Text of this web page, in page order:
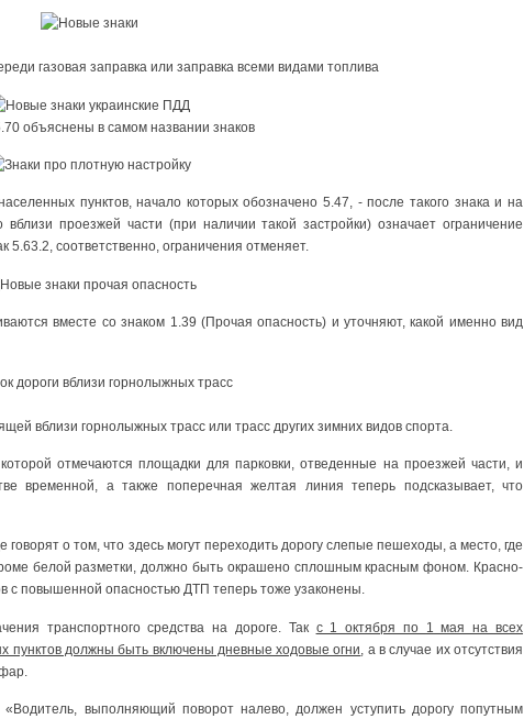
газовая заправка или заправка всеми видами топлива
объяснены в самом названии знаков
пунктов, начало которых обозначено 5.47, - после такого знака и на
проезжей части (при наличии такой застройки) означает ограничение
соответственно, ограничения отменяет.
вместе со знаком 1.39 (Прочая опасность) и уточняют, какой именно вид
вблизи горнолыжных трасс или трасс других зимних видов спорта.
отмечаются площадки для парковки, отведенные на проезжей части, и
временной, а также поперечная желтая линия теперь подсказывает, что
о том, что здесь могут переходить дорогу слепые пешеходы, а место, где
белой разметки, должно быть окрашено сплошным красным фоном. Красно-
повышенной опасностью ДТП теперь тоже узаконены.
транспортного средства на дороге. Так с 1 октября по 1 мая на всех
пунктов должны быть включены дневные ходовые огни, а в случае их отсутствия
выполняющий поворот налево, должен уступить дорогу попутным